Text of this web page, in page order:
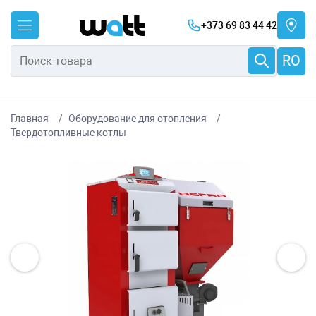
+373 69 83 44 42
RO
Главная
Оборудование для отопления
Твердотопливные котлы